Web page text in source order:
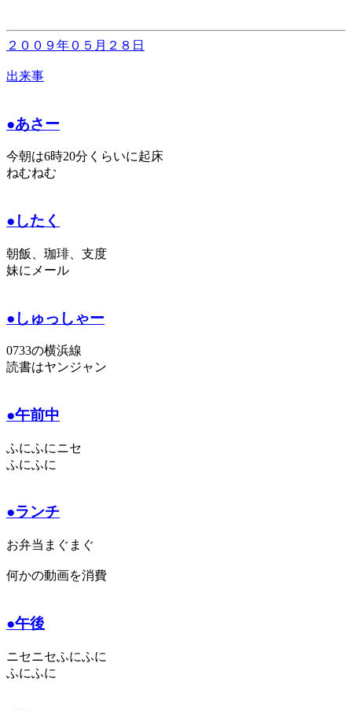
２００９年０５月２８日
出来事
●あさー
今朝は6時20分くらいに起床
ねむねむ
●したく
朝飯、珈琲、支度
妹にメール
●しゅっしゃー
0733の横浜線
読書はヤンジャン
●午前中
ふにふにニセ
ふにふに
●ランチ
お弁当まぐまぐ
何かの動画を消費
●午後
ニセニセふにふに
ふにふに